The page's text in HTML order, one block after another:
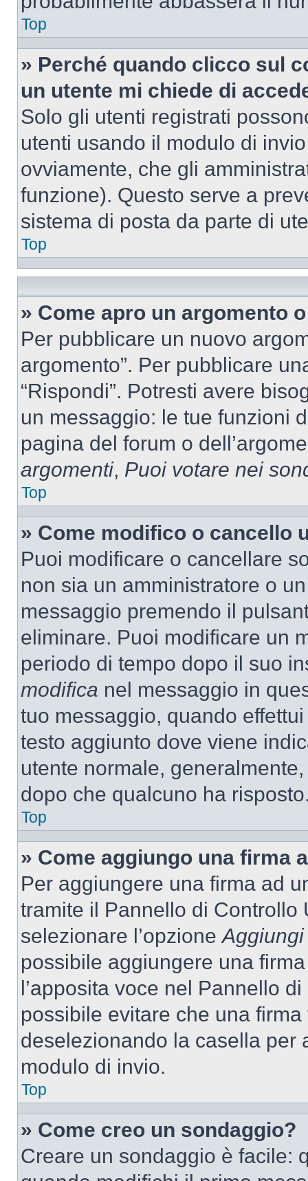
Top
» Perché quando clicco sul
un utente mi chiede di
Solo gli utenti registrati
utenti usando il modulo di
ovviamente, che gli
funzione). Questo serve a
sistema di posta da parte di
Top
» Come apro un argomento
Per pubblicare un nuovo
argomento”. Per pubblicare
“Rispondi”. Potresti avere
un messaggio: le tue funzioni
pagina del forum o
argomenti, Puoi votare nei
Top
» Come modifico o cancello
Puoi modificare o cancellare
non sia un amministratore o
messaggio premendo il
eliminare. Puoi modificare un
periodo di tempo dopo il suo
modifica nel messaggio in
tuo messaggio, quando
testo aggiunto dove viene
utente normale,
dopo che qualcuno ha
Top
» Come aggiungo una firma
Per aggiungere una firma ad
tramite il Pannello di Controllo
selezionare l’opzione
possibile aggiungere una
l’apposita voce nel Pannello
possibile evitare che una
deselezionando la casella per
modulo di invio.
Top
» Come creo un sondaggio?
Creare un sondaggio è facile: